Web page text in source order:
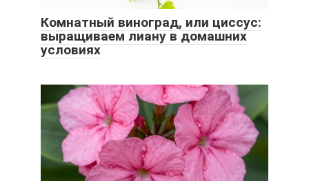
Комнатный виноград, или циссус:
выращиваем лиану в домашних
условиях